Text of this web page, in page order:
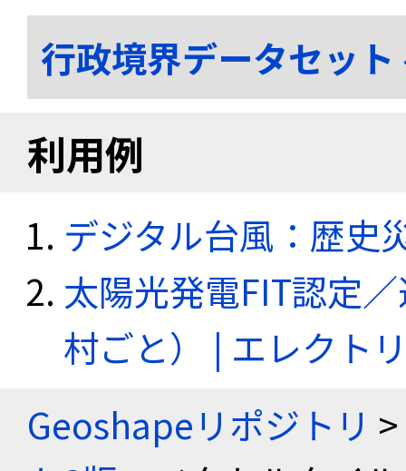
行政境界データセッ
利用例
デジタル台風：歴史
太陽光発電FIT認定
村ごと） | エレクト
Geoshapeリポジトリ >